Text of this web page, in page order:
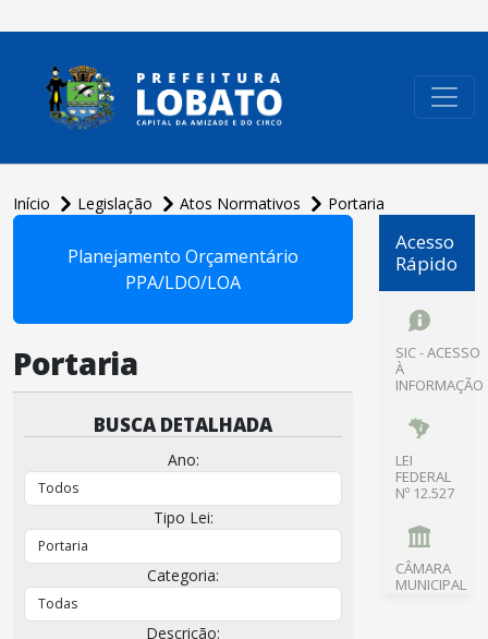
Início Legislação Atos Normativos Portaria
Planejamento Orçamentário
PPA/LDO/LOA
Portaria
BUSCA DETALHADA
Ano:
Tipo Lei:
Categoria:
Descrição:
Acesso
Rápido
SIC - ACESSO
À
INFORMAÇÃO
LEI
FEDERAL
Nº 12.527
CÂMARA
MUNICIPAL